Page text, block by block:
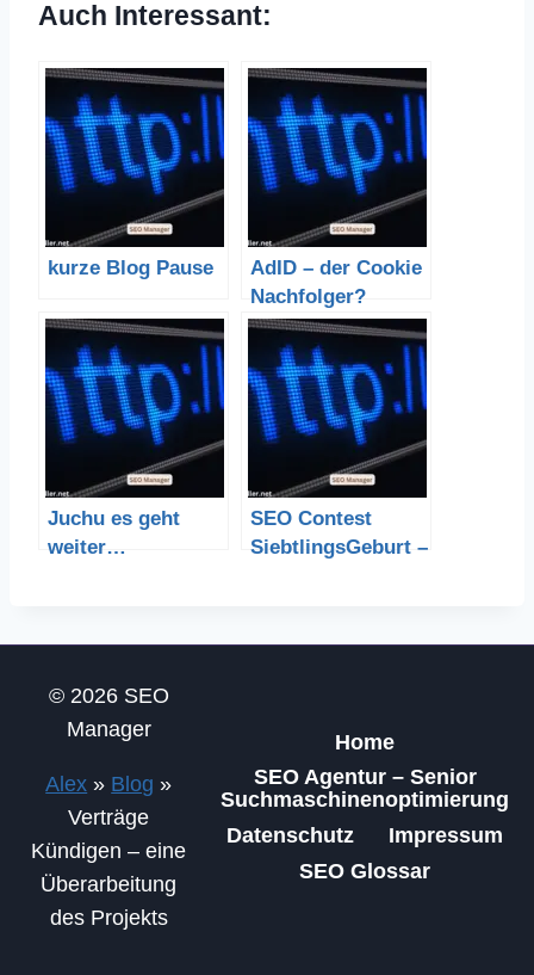
Auch Interessant:
kurze Blog Pause
AdID – der Cookie
Nachfolger?
Juchu es geht
weiter…
SEO Contest
SiebtlingsGeburt –
© 2026 SEO
Manager
Alex » Blog »
Verträge
Kündigen – eine
Überarbeitung
des Projekts
Home
SEO Agentur – Senior
Suchmaschinenoptimierung
Datenschutz
Impressum
SEO Glossar